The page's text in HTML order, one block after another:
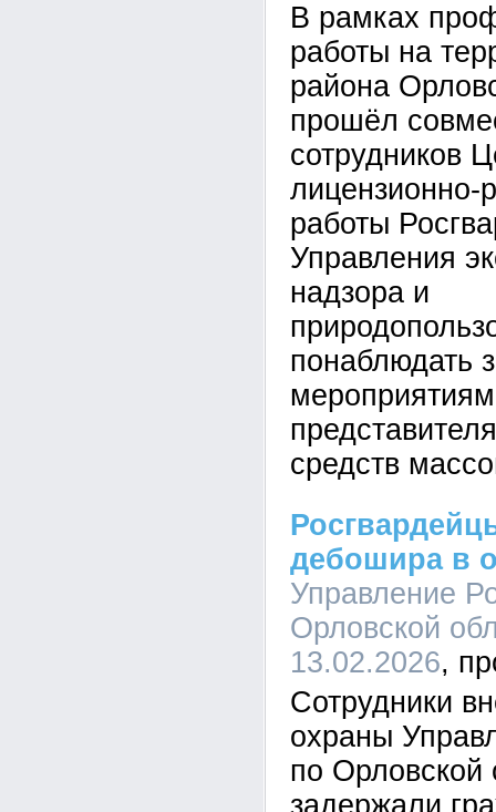
В рамках
работы на
района
прошёл
сотрудников
лицензионно-
работы
Управления
надзора и
понаблюдать
средств
дебошира в
Управление
Орловской
13.02.2026
Сотрудники
охраны
по Орловской
задержали